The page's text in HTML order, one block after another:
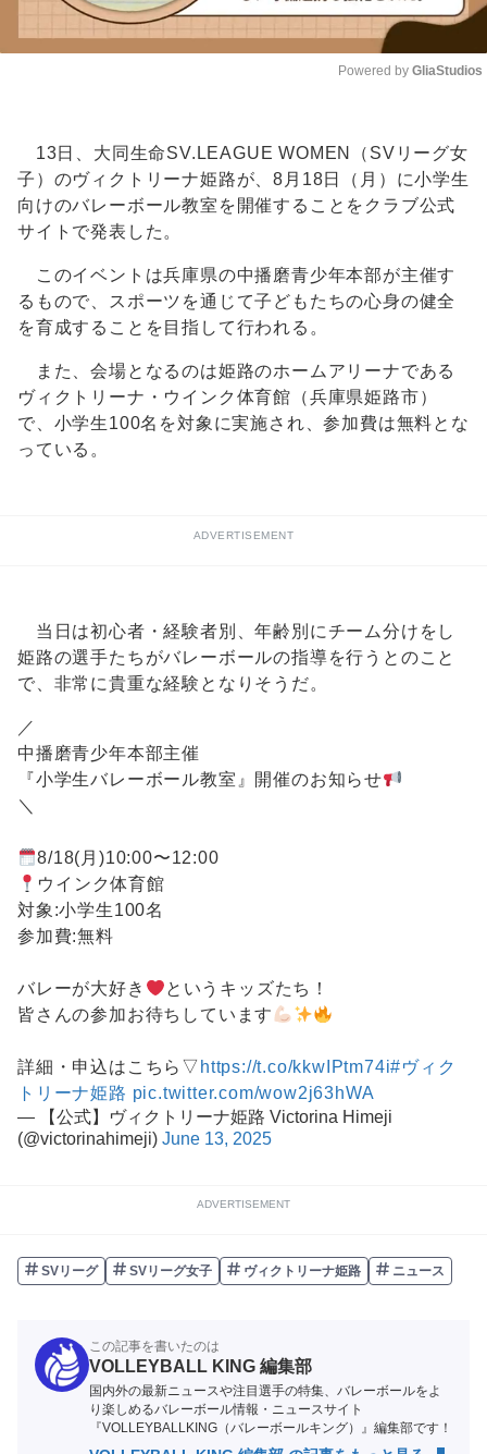
Powered by GliaStudios
13日、大同生命SV.LEAGUE WOMEN（SVリーグ女
子）のヴィクトリーナ姫路が、8月18日（月）に小学生
向けのバレーボール教室を開催することをクラブ公式
サイトで発表した。
このイベントは兵庫県の中播磨青少年本部が主催す
るもので、スポーツを通じて子どもたちの心身の健全
を育成することを目指して行われる。
また、会場となるのは姫路のホームアリーナである
ヴィクトリーナ・ウインク体育館（兵庫県姫路市）
で、小学生100名を対象に実施され、参加費は無料とな
っている。
ADVERTISEMENT
当日は初心者・経験者別、年齢別にチーム分けをし
姫路の選手たちがバレーボールの指導を行うとのこと
で、非常に貴重な経験となりそうだ。
／
中播磨青少年本部主催
『小学生バレーボール教室』開催のお知らせ
＼
8/18(月)10:00〜12:00
ウインク体育館
対象:小学生100名
参加費:無料
バレーが大好き
というキッズたち！
皆さんの参加お待ちしています
詳細・申込はこちら▽ https://t.co/kkwIPtm74i#ヴィク
トリーナ姫路 pic.twitter.com/wow2j63hWA
— 【公式】ヴィクトリーナ姫路 Victorina Himeji
(@victorinahimeji) June 13, 2025
ADVERTISEMENT
SVリーグ SVリーグ女子 ヴィクトリーナ姫路 ニュース
この記事を書いたのは
VOLLEYBALL KING 編集部
国内外の最新ニュースや注目選手の特集、バレーボールをよ
り楽しめるバレーボール情報・ニュースサイト
『VOLLEYBALLKING（バレーボールキング）』編集部です！